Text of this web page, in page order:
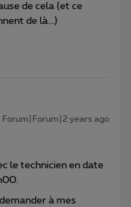
de cela (et ce
de là...)
Forum|Forum|2 years ago
le technicien en date
à mes